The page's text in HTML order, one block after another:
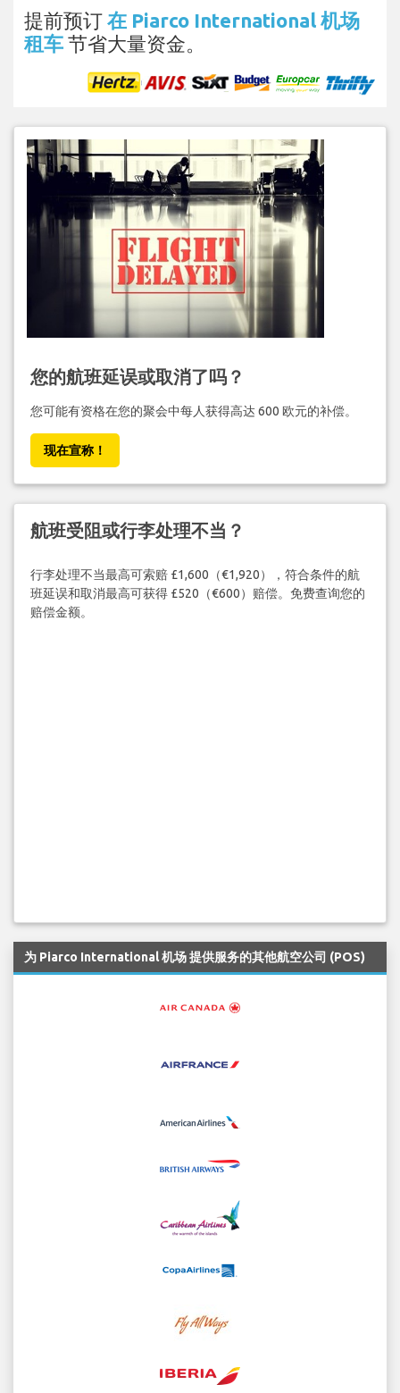
提前预订 在 Piarco International 机场
租车 节省大量资金。
您的航班延误或取消了吗？
您可能有资格在您的聚会中每人获得高达 600 欧元的补偿。
现在宣称！
航班受阻或行李处理不当？
行李处理不当最高可索赔 £1,600（€1,920），符合条件的航
班延误和取消最高可获得 £520（€600）赔偿。免费查询您的
赔偿金额。
为 Piarco International 机场 提供服务的其他航空公司 (POS)